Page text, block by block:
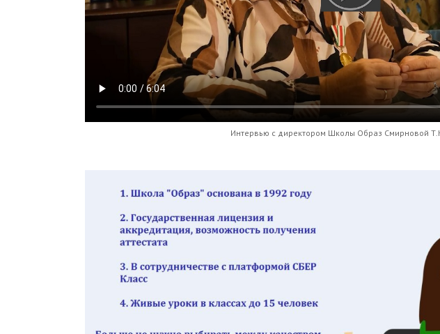
Интервью с директором Школы Образ Смирновой